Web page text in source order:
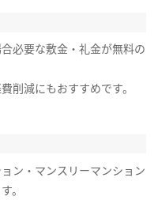
必要な敷金・礼金が無料の
削減にもおすすめです。
ン・マンスリーマンション
。